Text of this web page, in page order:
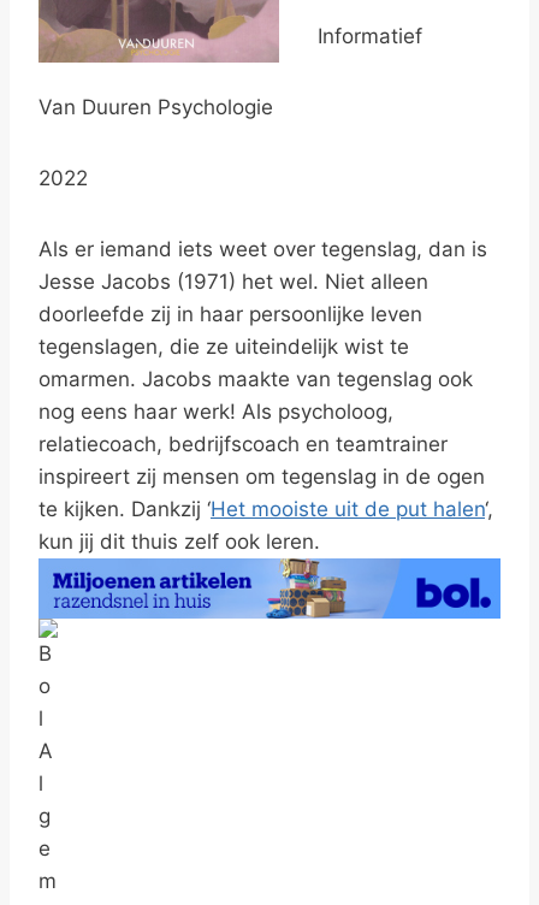
Informatief
Van Duuren Psychologie
2022
Als er iemand iets weet over tegenslag, dan is
Jesse Jacobs (1971) het wel. Niet alleen
doorleefde zij in haar persoonlijke leven
tegenslagen, die ze uiteindelijk wist te
omarmen. Jacobs maakte van tegenslag ook
nog eens haar werk! Als psycholoog,
relatiecoach, bedrijfscoach en teamtrainer
inspireert zij mensen om tegenslag in de ogen
te kijken. Dankzij ‘Het mooiste uit de put halen‘,
kun jij dit thuis zelf ook leren.